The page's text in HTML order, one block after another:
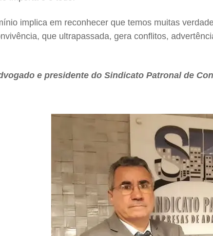
implica em reconhecer que temos muitas
que ultrapassada, gera conflitos,
e presidente do Sindicato Patronal de